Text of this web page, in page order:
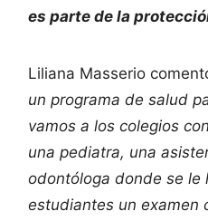
es parte de la
Liliana Masserio
un programa de salud
vamos a los colegios
una pediatra, una
odontóloga donde se le
estudiantes un examen